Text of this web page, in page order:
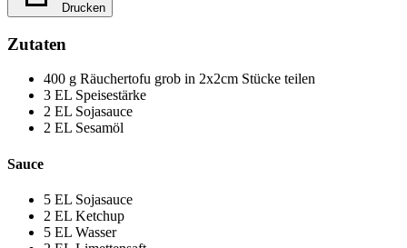
Drucken
Zutaten
400 g Räuchertofu grob in 2x2cm Stücke teilen
3 EL Speisestärke
2 EL Sojasauce
2 EL Sesamöl
Sauce
5 EL Sojasauce
2 EL Ketchup
5 EL Wasser